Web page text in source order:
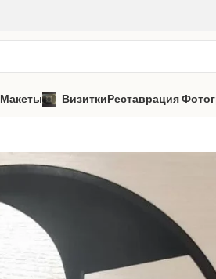
Макеты ВизиткиРеставрация
Часы из виниловой пластинки «ЧВК